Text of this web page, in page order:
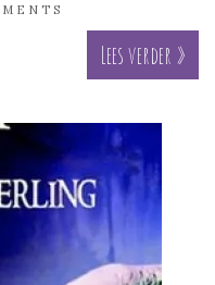
Lees verder »